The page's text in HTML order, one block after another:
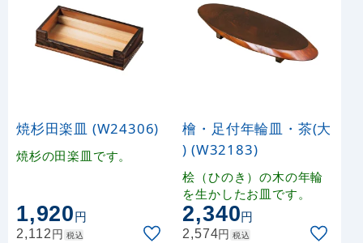
焼杉田楽皿 (W24306)
焼杉の田楽皿です。
1,920円
2,112円 税込
檜・足付年輪皿・茶(大
) (W32183)
桧（ひのき）の木の年輪
を生かしたお皿です。
2,340円
2,574円 税込